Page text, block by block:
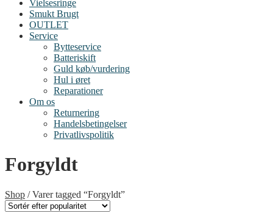
Vielsesringe
Smukt Brugt
OUTLET
Service
Bytteservice
Batteriskift
Guld køb/vurdering
Hul i øret
Reparationer
Om os
Returnering
Handelsbetingelser
Privatlivspolitik
Forgyldt
Shop /Varer tagged “Forgyldt”